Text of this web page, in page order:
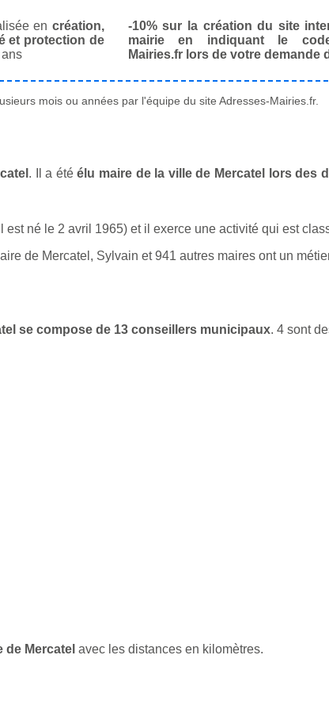
en création,
et protection de
-10% sur la création du site
mairie en indiquant le
Mairies.fr lors de votre demande
mois ou années par l'équipe du site Adresses-Mairies.fr.
. Il a étéélu maire de la ville de Mercatel lors des
est né le 2 avril 1965) et il exerce une activité qui est
de Mercatel, Sylvain et 941 autres maires ont un
se compose de 13 conseillers municipaux. 4 sont
Mercatel avec les distances en kilomètres.